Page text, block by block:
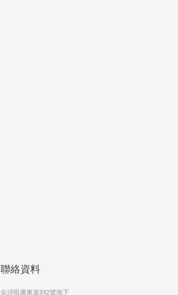
聯絡資料
尖沙咀廣東道332號地下